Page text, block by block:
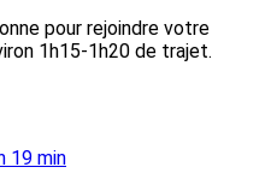
pour rejoindre votre
1h15-1h20 de trajet.
19 min